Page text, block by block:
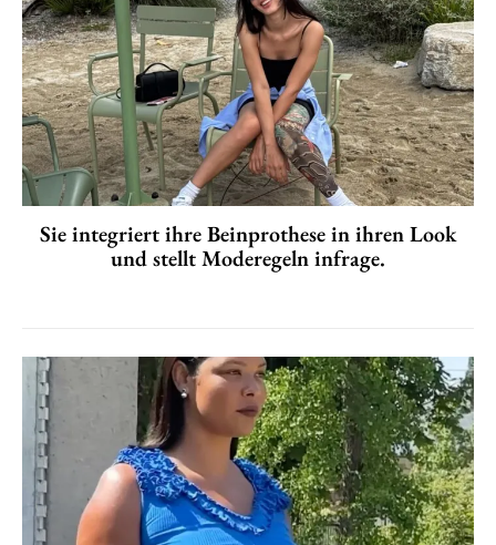
Sie integriert ihre Beinprothese in ihren Look
und stellt Moderegeln infrage.